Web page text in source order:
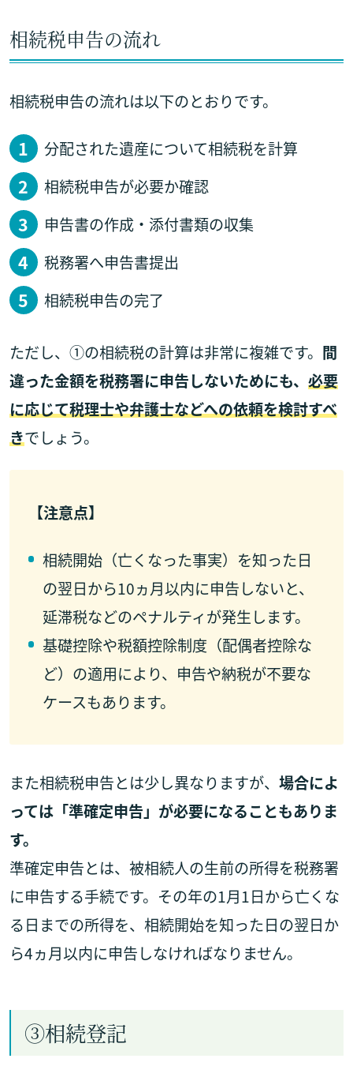
相続税申告の流れ
相続税申告の流れは以下のとおりです。
分配された遺産について相続税を計算
相続税申告が必要か確認
申告書の作成・添付書類の収集
税務署へ申告書提出
相続税申告の完了
ただし、①の相続税の計算は非常に複雑です。 間
違った金額を税務署に申告しないためにも、 必要
に応じて税理士や弁護士などへの依頼を検討すべ
きでしょう。
【注意点】
相続開始（亡くなった事実）を知った日
の翌日から10ヵ月以内に申告しないと、
延滞税などのペナルティが発生します。
基礎控除や税額控除制度（配偶者控除な
ど）の適用により、申告や納税が不要な
ケースもあります。
また相続税申告とは少し異なりますが、 場合によ
っては「準確定申告」が必要になることもありま
す。
準確定申告とは、被相続人の生前の所得を税務署
に申告する手続です。その年の1月1日から亡くな
る日までの所得を、相続開始を知った日の翌日か
ら4ヵ月以内に申告しなければなりません。
③相続登記